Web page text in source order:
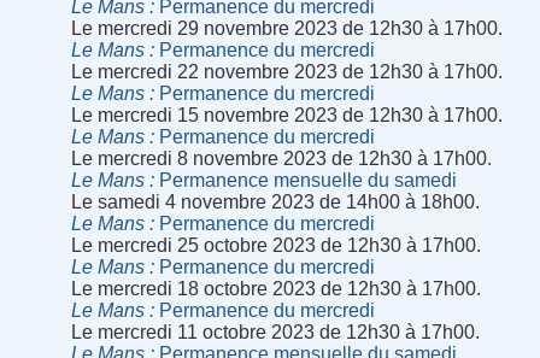
Le Mans
Permanence du mercredi
Le mercredi 29 novembre 2023 de 12h30 à 17h00.
Le Mans
Permanence du mercredi
Le mercredi 22 novembre 2023 de 12h30 à 17h00.
Le Mans
Permanence du mercredi
Le mercredi 15 novembre 2023 de 12h30 à 17h00.
Le Mans
Permanence du mercredi
Le mercredi 8 novembre 2023 de 12h30 à 17h00.
Le Mans
Permanence mensuelle du samedi
Le samedi 4 novembre 2023 de 14h00 à 18h00.
Le Mans
Permanence du mercredi
Le mercredi 25 octobre 2023 de 12h30 à 17h00.
Le Mans
Permanence du mercredi
Le mercredi 18 octobre 2023 de 12h30 à 17h00.
Le Mans
Permanence du mercredi
Le mercredi 11 octobre 2023 de 12h30 à 17h00.
Le Mans
Permanence mensuelle du samedi